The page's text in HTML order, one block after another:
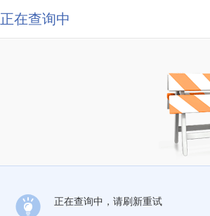
正在查询中
正在查询中，请刷新重试